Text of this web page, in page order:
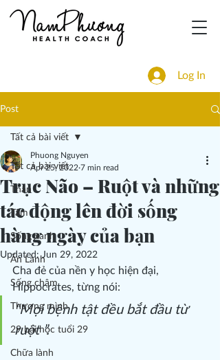
Log In
Post
Tất cả bài viết
Thân
Tâm
Sống xanh
Ăn Lành
Sống chậm
Thương mình
29 bài học tuổi 29
Chữa lành
Tất cả bài viết
Trục Não – Ruột và những
tác động lên đời sống
hàng ngày của bạn
Phuong Nguyen
Apr 25, 2022 7 min read
Updated:Jun 29, 2022
Cha đẻ của nền y học hiện đại,
Hippocrates, từng nói:
“Mọi bệnh tật đều bắt đầu từ
ruột ”.